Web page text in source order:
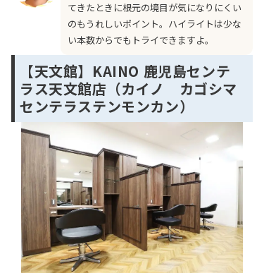
てきたときに根元の境目が気になりにくい
のもうれしいポイント。ハイライトは少な
い本数からでもトライできますよ。
【天文館】KAINO 鹿児島センテ
ラス天文館店（カイノ カゴシマ
センテラステンモンカン）